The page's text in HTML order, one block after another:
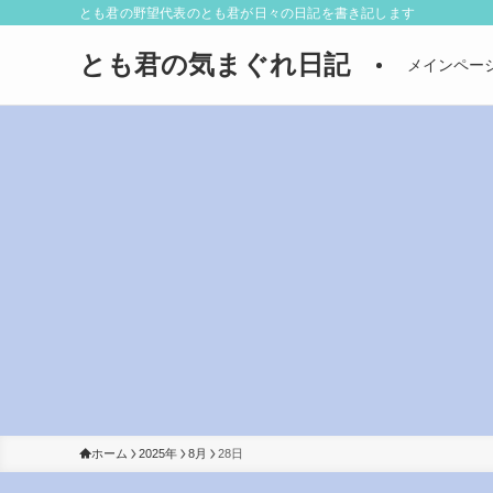
とも君の野望代表のとも君が日々の日記を書き記します
とも君の気まぐれ日記 メインペー
ホーム 2025年 8月 28日